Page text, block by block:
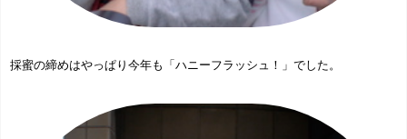
採蜜の締めはやっぱり今年も「ハニーフラッシュ！」でした。